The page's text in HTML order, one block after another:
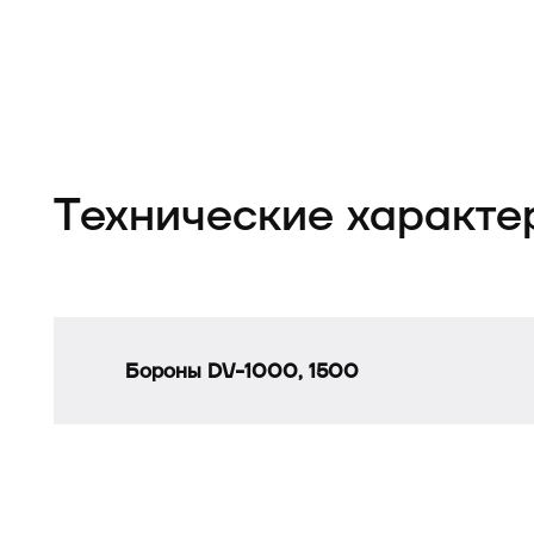
Технические
Бороны DV-1000, 1500